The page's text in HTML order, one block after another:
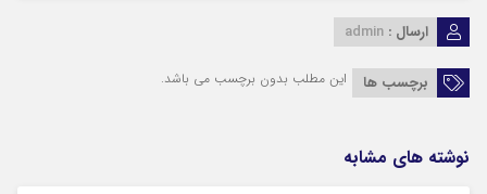
ارسال : admin
برچسب ها این مطلب بدون برچسب می باشد.
نوشته های مشابه